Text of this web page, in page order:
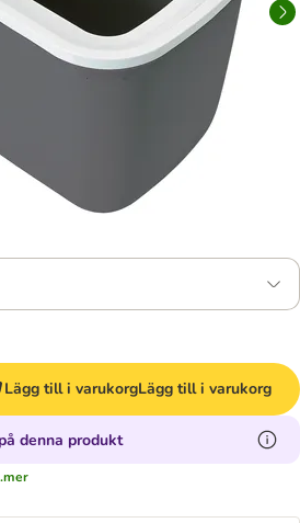
Lägg till i varukorgLägg till i varukorg
denna produkt